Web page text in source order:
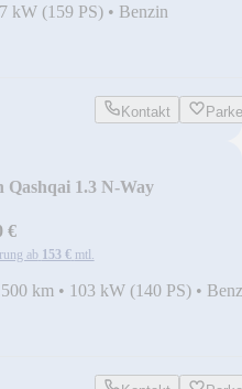
kW (159 PS) • Benzin
Kontakt
Qashqai 1.3 N-Way
€
ab 153 € mtl.
km • 103 kW (140 PS) •